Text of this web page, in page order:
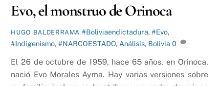
Evo, el monstruo de Orinoca
HUGO BALDERRAMA #Boliviaendictadura,#Evo,
#Indigenismo,#NARCOESTADO, Análisis, Bolivia 0
El 26 de octubre de 1959, hace 65 años, en Orinoca,
nació Evo Morales Ayma. Hay varias versiones sobre